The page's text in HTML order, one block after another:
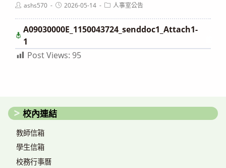
Postashs570
Post2026-05-14
Post人事室公告
A09030000E_1150043724_senddoc1_Attach1-
1
Post Views: 95
校內連結
教師信箱
學生信箱
校務行事曆